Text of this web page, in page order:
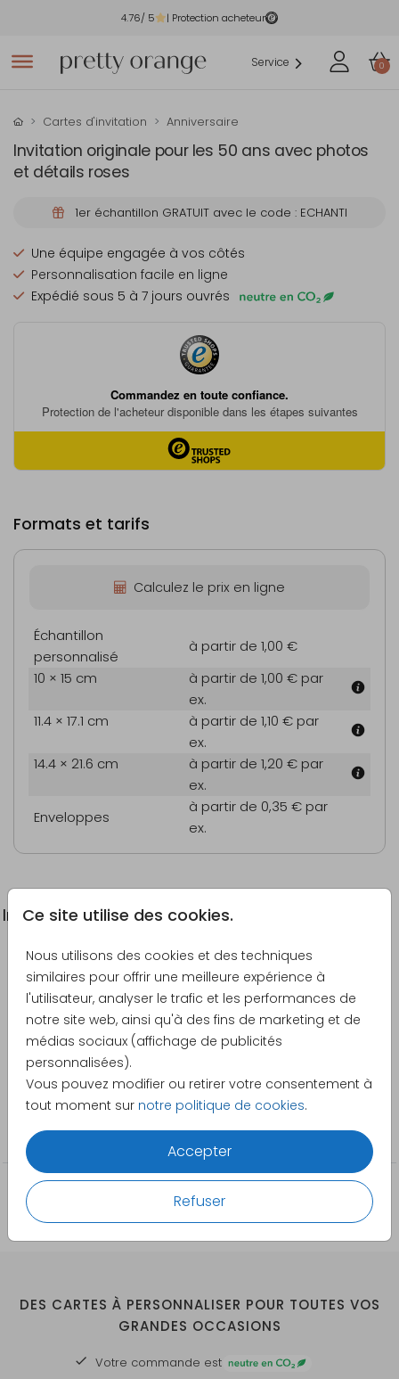
4.76/ 5 | Protection acheteur
Service 0
Ce site utilise des cookies.
Nous utilisons des cookies et des techniques
similaires pour offrir une meilleure expérience à
l'utilisateur, analyser le trafic et les performances de
notre site web, ainsi qu'à des fins de marketing et de
médias sociaux (affichage de publicités
personnalisées).
Vous pouvez modifier ou retirer votre consentement à
tout moment sur notre politique de cookies.
Accepter
Refuser
Cartes d'invitation Anniversaire
Invitation originale pour les 50 ans avec photos
et détails roses
1er échantillon GRATUIT avec le code : ECHANTI
Une équipe engagée à vos côtés
Personnalisation facile en ligne
Expédié sous 5 à 7 jours ouvrés
Formats et tarifs
Calculez le prix en ligne
Échantillon
personnalisé
à partir de 1,00 €
10 × 15 cm
à partir de 1,00 € par
ex.
11.4 × 17.1 cm
à partir de 1,10 € par
ex.
14.4 × 21.6 cm
à partir de 1,20 € par
ex.
Enveloppes
à partir de 0,35 € par
ex.
Informations du produit
Description
Invitation originale pour les 50 ans avec photos et
détails roses.
Créateur
Pretty Orange
Catégorie
Anniversaire
DES CARTES À PERSONNALISER POUR TOUTES VOS
GRANDES OCCASIONS
Votre commande est